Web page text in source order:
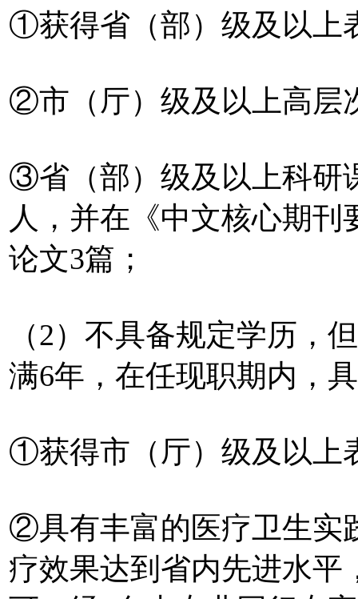
①获得省（部）级及以上
②市（厅）级及以上高层
③省（部）级及以上科研
人，并在《中文核心期
论文3篇；
（2）不具备规定学历，
满6年，在任现职期内，
①获得市（厅）级及以上
②具有丰富的医疗卫生实
疗效果达到省内先进水平